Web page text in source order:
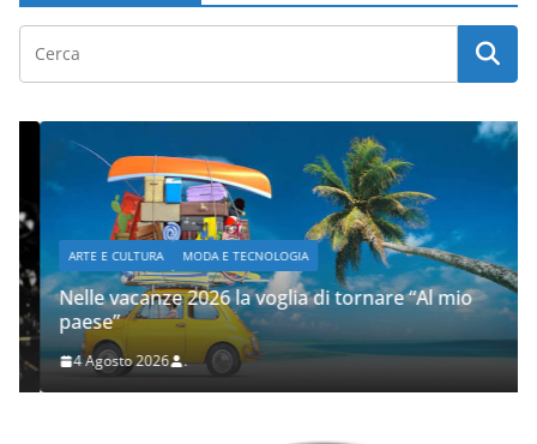
ARTE E CULTURA MODA E TECNOLOGIA
Nelle vacanze 2026 la voglia di tornare “Al mio
paese”
4 Agosto 2026 .